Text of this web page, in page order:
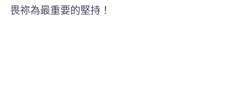
畏祢為最重要的堅持！